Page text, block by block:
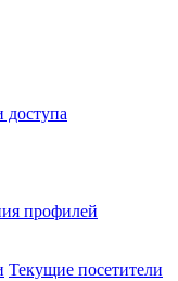
доступа
профилей
Текущие посетители